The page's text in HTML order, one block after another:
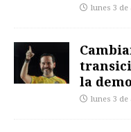
lunes 3 de
la
lunes 3 de